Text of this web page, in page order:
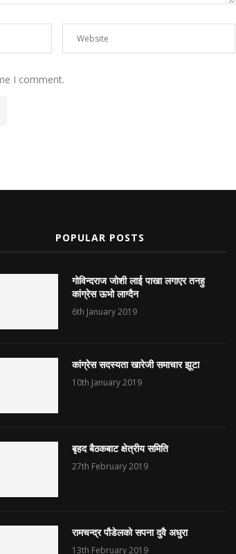
I comment.
POPULAR POSTS
गोविन्दराज जोशी लाई पाखा लगाएर तनहु
कांग्रेस ऊभो लाग्दैन
6th January 2019
कांग्रेस सदस्यता खारेजी समाचार झूटा
10th January 2019
बृहद बैठकबाट क्षेत्रीय समिति
27th February 2019
रामचन्द्र पौडेलको सपना दुवै अधुरा
13th February 2019